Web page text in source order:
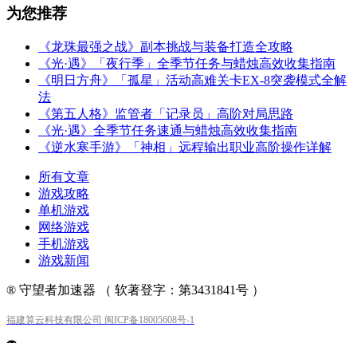
为您推荐
《龙珠最强之战》副本挑战与装备打造全攻略
《光·遇》「夜行季」全季节任务与蜡烛高效收集指南
《明日方舟》「孤星」活动高难关卡EX-8突袭模式全解
法
《第五人格》监管者「记录员」高阶对局思路
《光·遇》全季节任务速通与蜡烛高效收集指南
《逆水寒手游》「神相」远程输出职业高阶操作详解
所有文章
游戏攻略
单机游戏
网络游戏
手机游戏
游戏新闻
® 守望者加速器 （ 软著登字：第3431841号 ）
福建算云科技有限公司 闽ICP备18005608号-1